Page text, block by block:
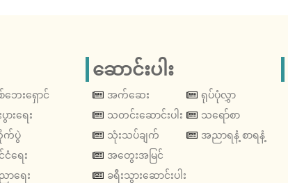
ဘေးရှောင်
ပွားရေး
က်ပွဲ
ငံရေး
ာရေး
ဆောင်းပါး
အက်ဆေး
သတင်းဆောင်းပါး
သုံးသပ်ချက်
အတွေးအမြင်
ခရီးသွားဆောင်းပါး
ရုပ်ပုံလွှာ
သရော်စာ
အညာရနံ့ စာရနံ့